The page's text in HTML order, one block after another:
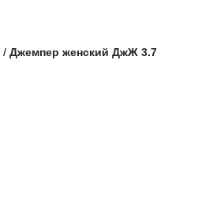
Джемпер женский ДжЖ 3.7